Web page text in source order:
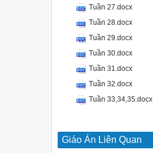
Tuần 27.docx
Tuần 28.docx
Tuần 29.docx
Tuần 30.docx
Tuần 31.docx
Tuần 32.docx
Tuần 33,34,35.docx
Giáo Án Liên Quan